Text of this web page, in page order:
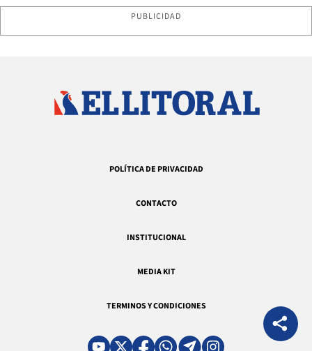
PUBLICIDAD
POLÍTICA DE PRIVACIDAD
CONTACTO
INSTITUCIONAL
MEDIA KIT
TERMINOS Y CONDICIONES